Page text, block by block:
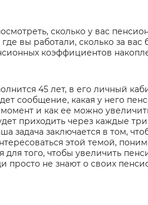
сколько у вас
вы работали, сколько за вас
коэффициентов
45 лет, в его личный
сообщение, какая у него
и как ее можно
приходить через каждые
задача заключается в том,
этой темой,
того, чтобы увеличить
просто не знают о своих